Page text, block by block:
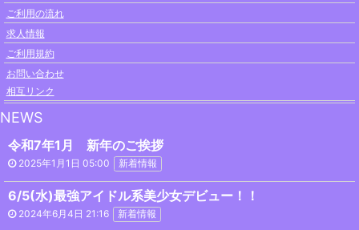
ご利用の流れ
求人情報
ご利用規約
お問い合わせ
相互リンク
NEWS
令和7年1月 新年のご挨拶
2025年1月1日 05:00 新着情報
6/5(水)最強アイドル系美少女デビュー！！
2024年6月4日 21:16 新着情報